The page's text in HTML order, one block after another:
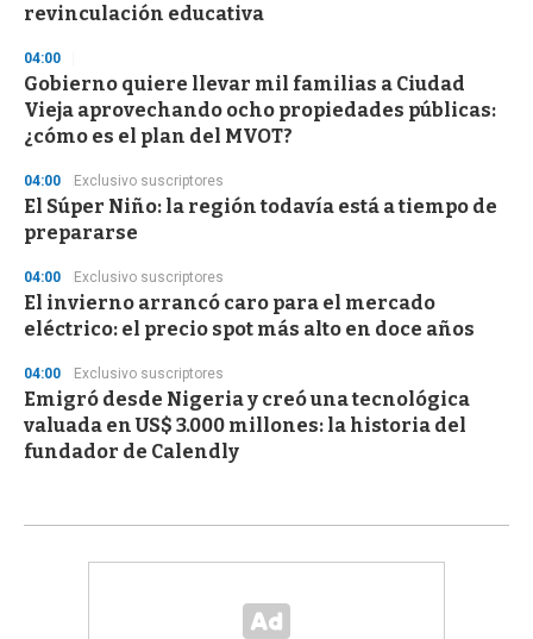
revinculación educativa
04:00
Gobierno quiere llevar mil familias a Ciudad
Vieja aprovechando ocho propiedades públicas:
¿cómo es el plan del MVOT?
04:00 Exclusivo suscriptores
El Súper Niño: la región todavía está a tiempo de
prepararse
04:00 Exclusivo suscriptores
El invierno arrancó caro para el mercado
eléctrico: el precio spot más alto en doce años
04:00 Exclusivo suscriptores
Emigró desde Nigeria y creó una tecnológica
valuada en US$ 3.000 millones: la historia del
fundador de Calendly